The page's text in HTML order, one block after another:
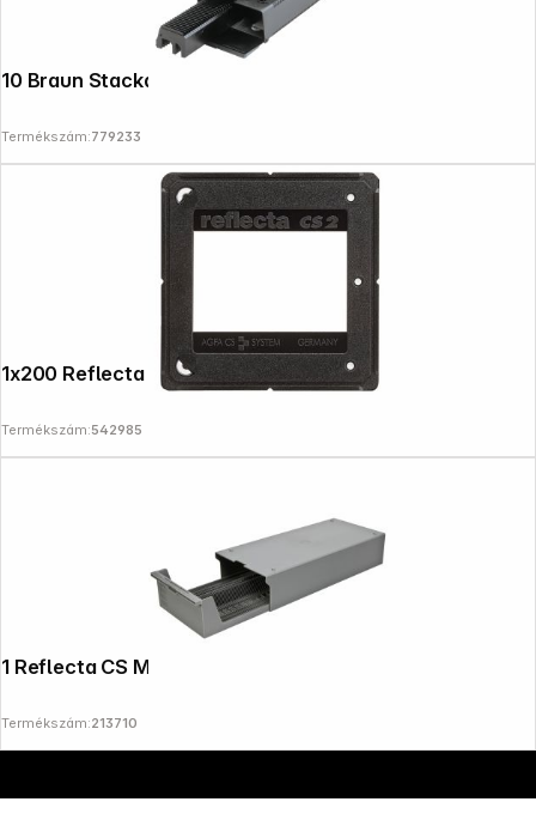
Termékszám:779233
1x200 Reflecta CS 2 24x36
Termékszám:542985
Termékszám:213710